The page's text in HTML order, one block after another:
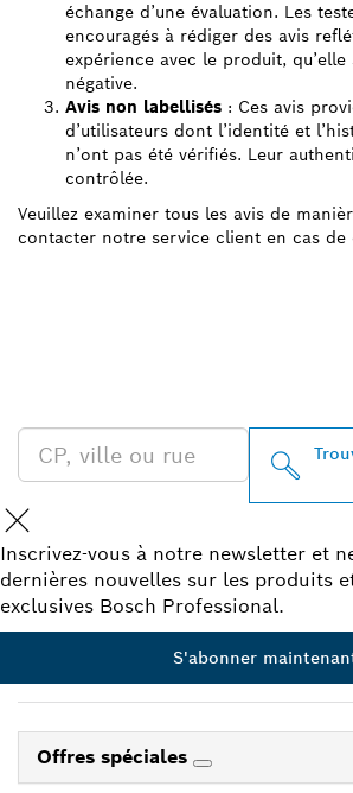
échange d’une évaluation. Les
encouragés à rédiger des avis
expérience avec le produit,
négative.
Avis non labellisés : Ces avis
d’utilisateurs dont l’identité et
n’ont pas été vérifiés. Leur
contrôlée.
Veuillez examiner tous les avis de
contacter notre service client en cas de
Inscrivez-vous à notre newsletter et
dernières nouvelles sur les produits
exclusives Bosch Professional.
S'abonner
Offres spéciales